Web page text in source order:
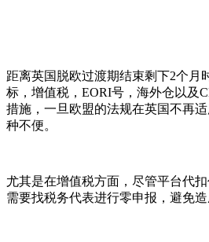
距离英国脱欧过渡期结束剩下2个月
标，增值税，EORI号，海外仓以及
措施，一旦欧盟的法规在英国不再
种不便。
尤其是在增值税方面，尽管平台代
需要找税务代表进行零申报，避免